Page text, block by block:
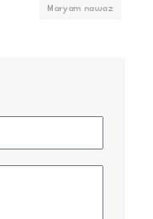
Maryam nawaz